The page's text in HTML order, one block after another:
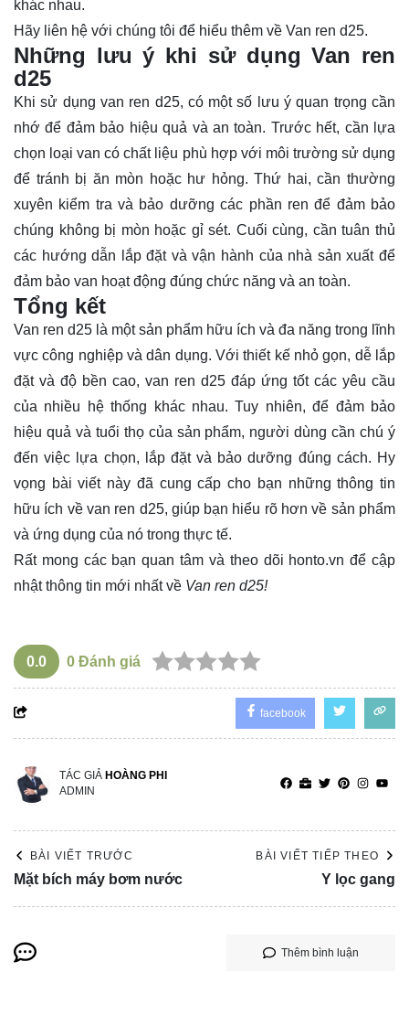
khác nhau.
Hãy liên hệ với chúng tôi để hiểu thêm về Van ren d25.
Những lưu ý khi sử dụng Van ren
d25
Khi sử dụng van ren d25, có một số lưu ý quan trọng cần
nhớ để đảm bảo hiệu quả và an toàn. Trước hết, cần lựa
chọn loại van có chất liệu phù hợp với môi trường sử dụng
để tránh bị ăn mòn hoặc hư hỏng. Thứ hai, cần thường
xuyên kiểm tra và bảo dưỡng các phần ren để đảm bảo
chúng không bị mòn hoặc gỉ sét. Cuối cùng, cần tuân thủ
các hướng dẫn lắp đặt và vận hành của nhà sản xuất để
đảm bảo van hoạt động đúng chức năng và an toàn.
Tổng kết
Van ren d25 là một sản phẩm hữu ích và đa năng trong lĩnh
vực công nghiệp và dân dụng. Với thiết kế nhỏ gọn, dễ lắp
đặt và độ bền cao, van ren d25 đáp ứng tốt các yêu cầu
của nhiều hệ thống khác nhau. Tuy nhiên, để đảm bảo
hiệu quả và tuổi thọ của sản phẩm, người dùng cần chú ý
đến việc lựa chọn, lắp đặt và bảo dưỡng đúng cách. Hy
vọng bài viết này đã cung cấp cho bạn những thông tin
hữu ích về van ren d25, giúp bạn hiểu rõ hơn về sản phẩm
và ứng dụng của nó trong thực tế.
Rất mong các bạn quan tâm và theo dõi honto.vn để cập
nhật thông tin mới nhất về Van ren d25!
0.0 0 Đánh giá
facebook
TÁC GIẢ HOÀNG PHI
ADMIN
BÀI VIẾT TRƯỚC
Mặt bích máy bơm nước
BÀI VIẾT TIẾP THEO
Y lọc gang
Thêm bình luận